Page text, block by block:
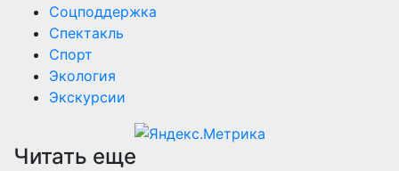
Соцподдержка
Спектакль
Спорт
Экология
Экскурсии
Читать еще